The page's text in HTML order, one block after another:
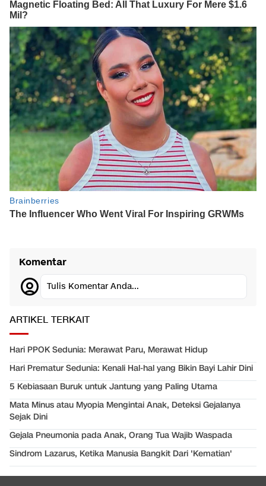
Komentar
Tulis Komentar Anda...
ARTIKEL TERKAIT
Hari PPOK Sedunia: Merawat Paru, Merawat Hidup
Hari Prematur Sedunia: Kenali Hal-hal yang Bikin Bayi Lahir Dini
5 Kebiasaan Buruk untuk Jantung yang Paling Utama
Mata Minus atau Myopia Mengintai Anak, Deteksi Gejalanya
Sejak Dini
Gejala Pneumonia pada Anak, Orang Tua Wajib Waspada
Sindrom Lazarus, Ketika Manusia Bangkit Dari 'Kematian'